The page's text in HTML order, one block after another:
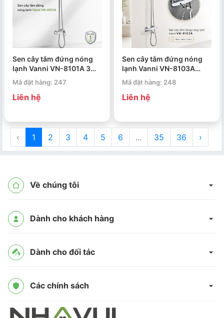
Sen cây tắm đứng nóng
lạnh Vanni VN-8101A 3
chế độ đồng thau mạ
chrome
Mã đặt hàng: 247
Liên hệ
Sen cây tắm đứng nóng
lạnh Vanni VN-8103A
chỉnh nhiệt độ 3 chế độ
đồng thau mạ chrome
Mã đặt hàng: 248
Liên hệ
‹ 1 2 3 4 5 6 ... 35 36 ›
Về chúng tôi
Dành cho khách hàng
Dành cho đối tác
Các chính sách